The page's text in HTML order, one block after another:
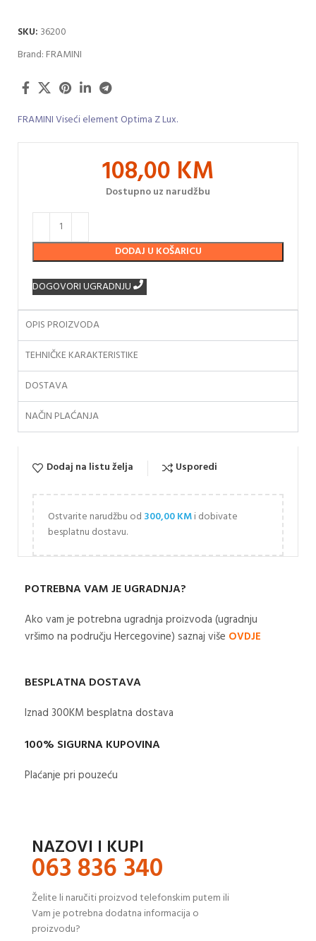
SKU: 36200
Brand: FRAMINI
FRAMINI Viseći element Optima Z Lux.
108,00 KM
Dostupno uz narudžbu
DODAJ U KOŠARICU
DOGOVORI UGRADNJU
OPIS PROIZVODA
TEHNIČKE KARAKTERISTIKE
DOSTAVA
NAČIN PLAĆANJA
Dodaj na listu želja Usporedi
Ostvarite narudžbu od 300,00KMi dobivate
besplatnu dostavu.
POTREBNA VAM JE UGRADNJA?
Ako vam je potrebna ugradnja proizvoda (ugradnju
vršimo na području Hercegovine) saznaj više OVDJE
BESPLATNA DOSTAVA
Iznad 300KM besplatna dostava​
100% SIGURNA KUPOVINA
Plaćanje pri pouzeću
NAZOVI I KUPI
063 836 340
Želite li naručiti proizvod telefonskim putem ili
Vam je potrebna dodatna informacija o
proizvodu?